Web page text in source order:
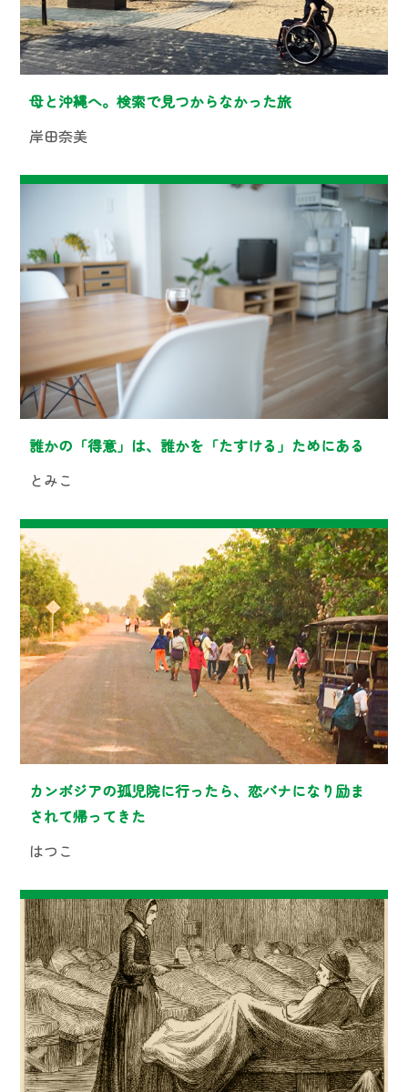
母と沖縄へ。検索で見つからなかった旅
岸田奈美
誰かの「得意」は、誰かを「たすける」ためにある
とみこ
カンボジアの孤児院に行ったら、恋バナになり励ま
されて帰ってきた
はつこ